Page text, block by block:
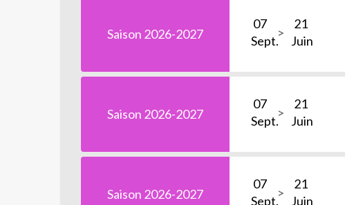
Saison 2026-2027
07
Sept.
21
Juin
Saison 2026-2027
07
Sept.
21
Juin
Saison 2026-2027
07
Sept.
21
Juin